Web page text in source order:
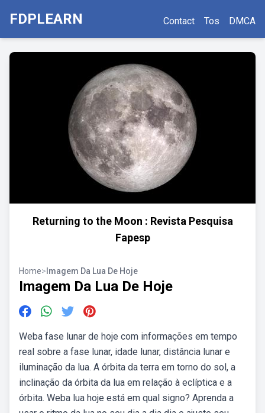
FDPLEARN Contact Tos DMCA
Returning to the Moon : Revista Pesquisa
Fapesp
Home> Imagem Da Lua De Hoje
Imagem Da Lua De Hoje
Weba fase lunar de hoje com informações em tempo
real sobre a fase lunar, idade lunar, distância lunar e
iluminação da lua. A órbita da terra em torno do sol, a
inclinação da órbita da lua em relação à eclíptica e a
órbita. Weba lua hoje está em qual signo? Aprenda a